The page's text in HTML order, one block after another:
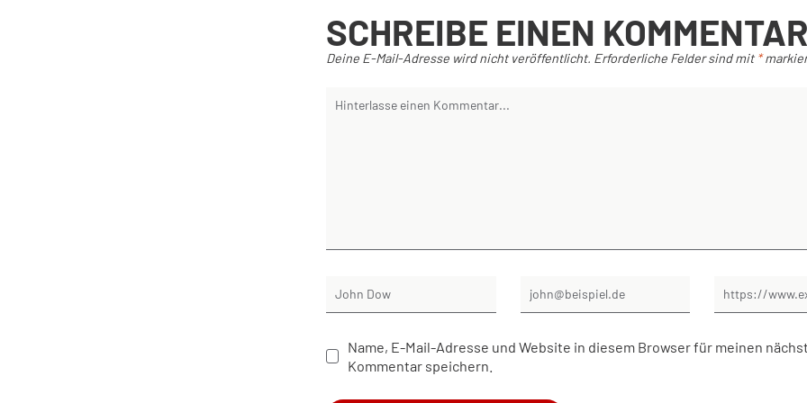
SCHREIBE EINEN KOMMENTAR
Deine E-Mail-Adresse wird nicht veröffentlicht. Erforderliche Felder sind mit *
Name, E-Mail-Adresse und Website in diesem Browser für meinen
Kommentar speichern.